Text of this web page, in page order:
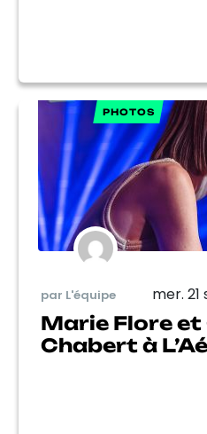
PHOTOS
par L'équipe mer.
Marie Flore et
Chabert à